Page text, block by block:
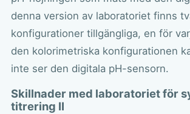
denna version av laboratoriet finns
konfigurationer tillgängliga, en för
den kolorimetriska konfigurationen
inte ser den digitala pH-sensorn.
Skillnader med laboratoriet för
titrering II